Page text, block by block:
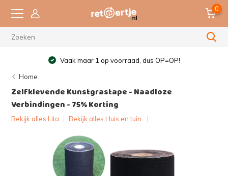
0
Vaak maar 1 op voorraad, dus OP=OP!
Home
Zelfklevende Kunstgrastape - Naadloze
Verbindingen - 75% Korting
Bekijk alles Lita | Bekijk alles Huis en tuin